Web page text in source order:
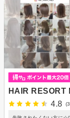
HAIR RESORT
4.8